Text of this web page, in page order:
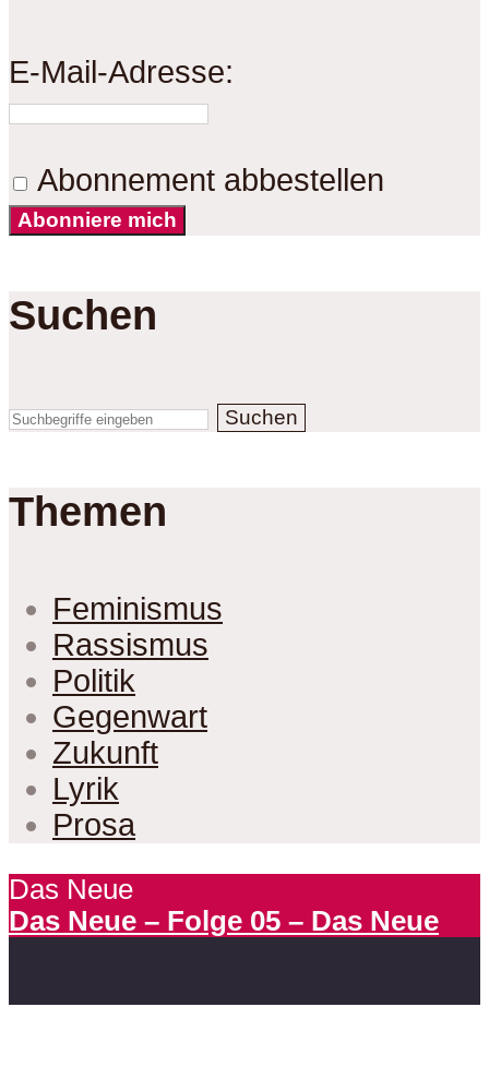
E-Mail-Adresse:
Abonnement abbestellen
Abonniere mich
Suchen
Suchen
Themen
Feminismus
Rassismus
Politik
Gegenwart
Zukunft
Lyrik
Prosa
Das Neue
Das Neue – Folge 05 – Das Neue